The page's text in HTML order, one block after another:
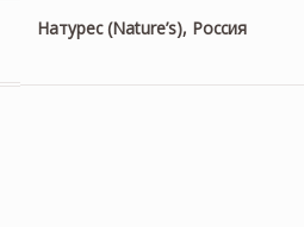
Натурес (Nature’s), Россия